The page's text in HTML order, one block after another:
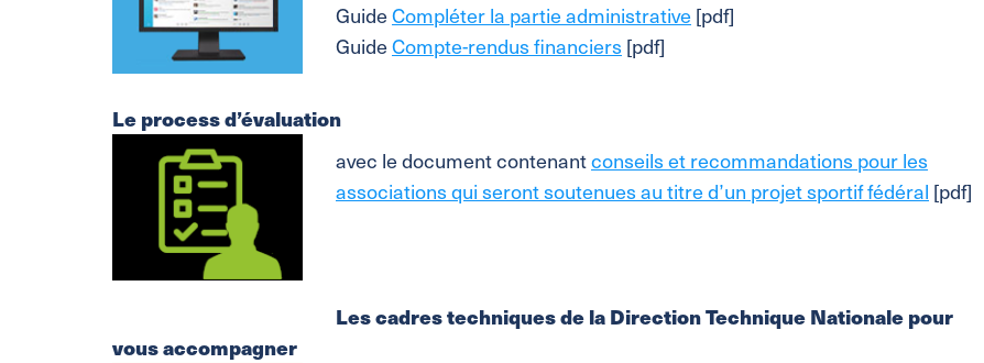
GuideCompléter la partie administrative [pdf]
GuideCompte-rendus financiers [pdf]
Le process d’évaluation
avec le document contenantconseils et recommandations pour les
associations qui seront soutenues au titre d’un projet sportif fédéral [pdf]
Les cadres techniques de la Direction Technique Nationale pour
vous accompagner